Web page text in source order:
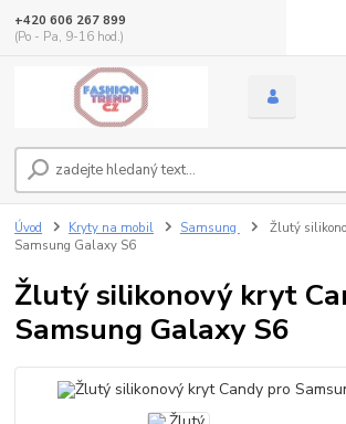
+420 606 267 899
(Po - Pa, 9-16 hod.)
Úvod Kryty na mobil Samsung
Žlutý
Samsung Galaxy S6
Žlutý silikonový kryt
Samsung Galaxy S6